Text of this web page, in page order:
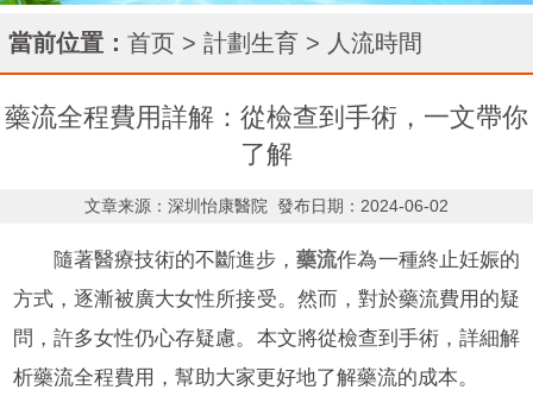
當前位置： 首页 > 計劃生育 > 人流時間
藥流全程費用詳解：從檢查到手術，一文帶你
了解
文章来源：深圳怡康醫院 發布日期：2024-06-02
隨著醫療技術的不斷進步，藥流作為一種終止妊娠的
方式，逐漸被廣大女性所接受。然而，對於藥流費用的疑
問，許多女性仍心存疑慮。本文將從檢查到手術，詳細解
析藥流全程費用，幫助大家更好地了解藥流的成本。